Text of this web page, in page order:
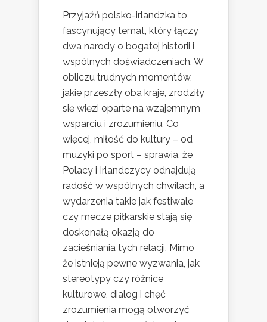
Przyjaźń polsko-irlandzka to
fascynujący temat, który łączy
dwa narody o bogatej historii i
wspólnych doświadczeniach. W
obliczu trudnych momentów,
jakie przeszły oba kraje, zrodziły
się więzi oparte na wzajemnym
wsparciu i zrozumieniu. Co
więcej, miłość do kultury – od
muzyki po sport – sprawia, że
Polacy i Irlandczycy odnajdują
radość w wspólnych chwilach, a
wydarzenia takie jak festiwale
czy mecze piłkarskie stają się
doskonałą okazją do
zacieśniania tych relacji. Mimo
że istnieją pewne wyzwania, jak
stereotypy czy różnice
kulturowe, dialog i chęć
zrozumienia mogą otworzyć